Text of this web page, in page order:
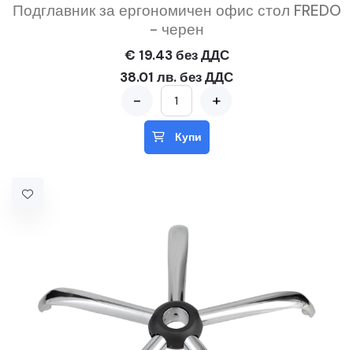
Подглавник за ергономичен офис стол FREDO
- черен
€ 19.43 без ДДС
38.01 лв. без ДДС
- +
Купи